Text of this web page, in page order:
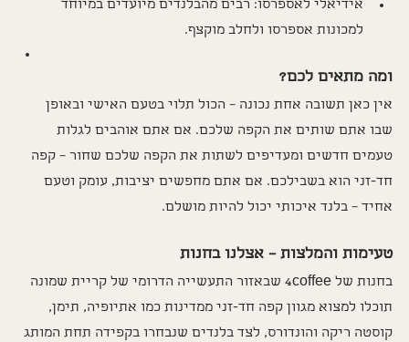
אידיאלי לאספרסו: רבים מהבלנדים מיועדים במיוחד
למכונות אספרסו ולחלב מוקצף.
ומה מתאים לכם?
אין כאן תשובה אחת נכונה – הכול תלוי בטעם האישי ובאופן
שבו אתם שותים את הקפה שלכם. אם אתם אוהבים לגלות
טעמים חדשים ומעדיפים לשתות את הקפה שלכם שחור – קפה
חד-זני הוא בשבילכם. אם אתם מחפשים יציבות, עומק וטעם
אחיד – בלנד איכותי יכול להיות מושלם.
טעימות והמלצות – אצלנו בחנות
בחנות של 4coffee שבאזור התעשייה הדרומי של קריית שמונה
תוכלו למצוא מגוון קפה חד-זני ממדינות כמו אתיופיה, תימן,
קוסטה ריקה והונדורס, לצד בלנדים שנבחרו בקפידה תחת המותג